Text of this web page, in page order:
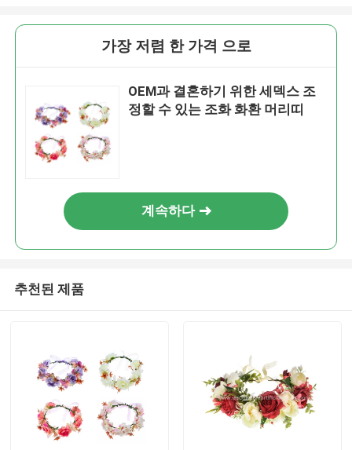
가장 저렴 한 가격 으로
OEM과 결혼하기 위한 세덱스 조
정할 수 있는 조화 화환 머리띠
계속하다
추천된 제품